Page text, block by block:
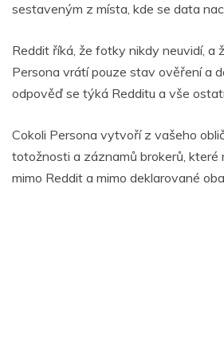
sestaveným z místa, kde se data
Reddit říká, že fotky nikdy neuvidí, a
Persona vrátí pouze stav ověření a
odpověď se týká Redditu a vše
Cokoli Persona vytvoří z vašeho
totožnosti a záznamů brokerů, které
mimo Reddit a mimo deklarované